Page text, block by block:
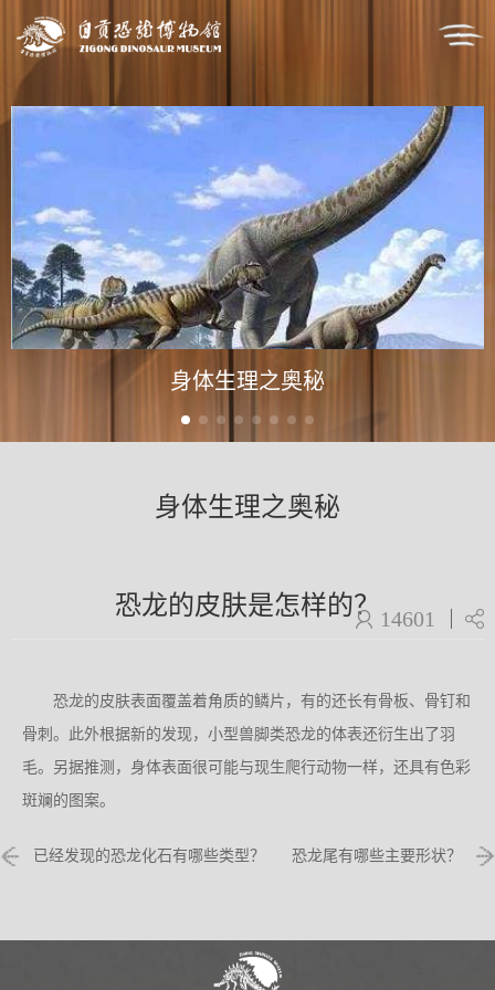
身体生理之奥秘
身体生理之奥秘
恐龙的皮肤是怎样的？ 14601
恐龙的皮肤表面覆盖着角质的鳞片，有的还长有骨板、骨钉和
骨刺。此外根据新的发现，小型兽脚类恐龙的体表还衍生出了羽
毛。另据推测，身体表面很可能与现生爬行动物一样，还具有色彩
斑斓的图案。
已经发现的恐龙化石有哪些类型？ 恐龙尾有哪些主要形状？